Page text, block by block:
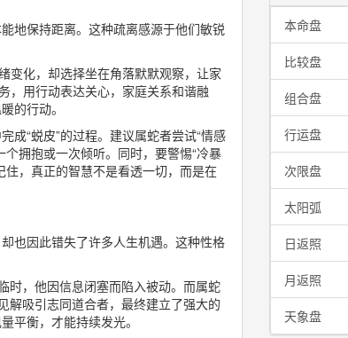
地保持距离。这种疏离感源于他们敏锐
变化，却选择坐在角落默默观察，让家
，用行动表达关心，家庭关系和谐融
的行动。
成“蜕皮”的过程。建议属蛇者尝试“情感
拥抱或一次倾听。同时，要警惕“冷暴
，真正的智慧不是看透一切，而是在
也因此错失了许多人生机遇。这种性格
时，他因信息闭塞而陷入被动。而属蛇
解吸引志同道合者，最终建立了强大的
平衡，才能持续发光。
本命盘
比较盘
组合盘
行运盘
次限盘
太阳弧
日返照
月返照
天象盘